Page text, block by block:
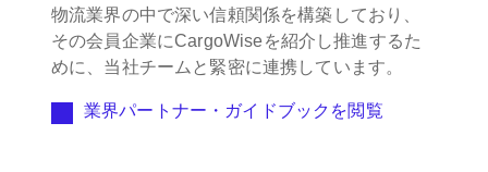
物流業界の中で深い信頼関係を構築しており、
その会員企業にCargoWiseを紹介し推進するた
めに、当社チームと緊密に連携しています。
業界パートナー・ガイドブックを閲覧